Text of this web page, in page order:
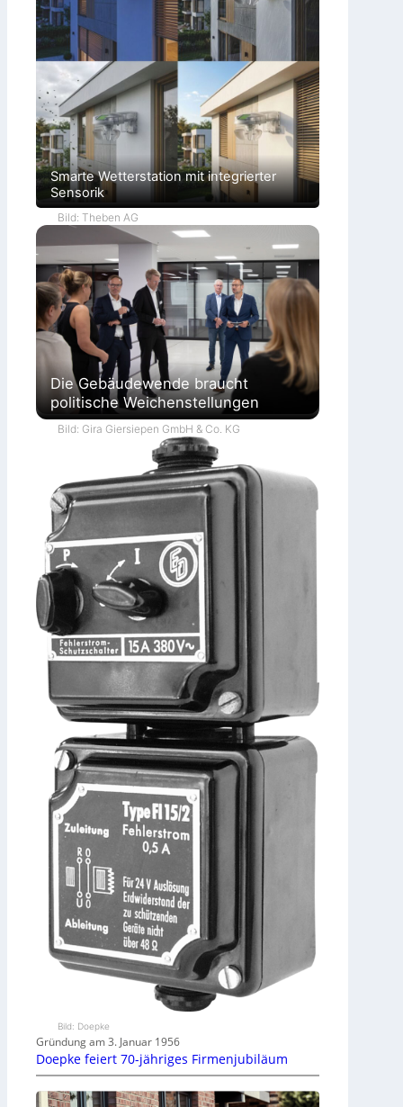
Smarte Wetterstation mit integrierter
Sensorik
Bild: Theben AG
Die Gebäudewende braucht
politische Weichenstellungen
Bild: Gira Giersiepen GmbH & Co. KG
Bild: Doepke
Gründung am 3. Januar 1956
Doepke feiert 70-jähriges Firmenjubiläum